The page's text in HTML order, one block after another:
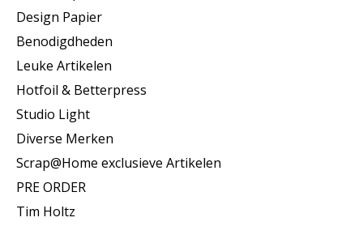
Design Papier
Benodigdheden
Leuke Artikelen
Hotfoil & Betterpress
Studio Light
Diverse Merken
Scrap@Home exclusieve Artikelen
PRE ORDER
Tim Holtz